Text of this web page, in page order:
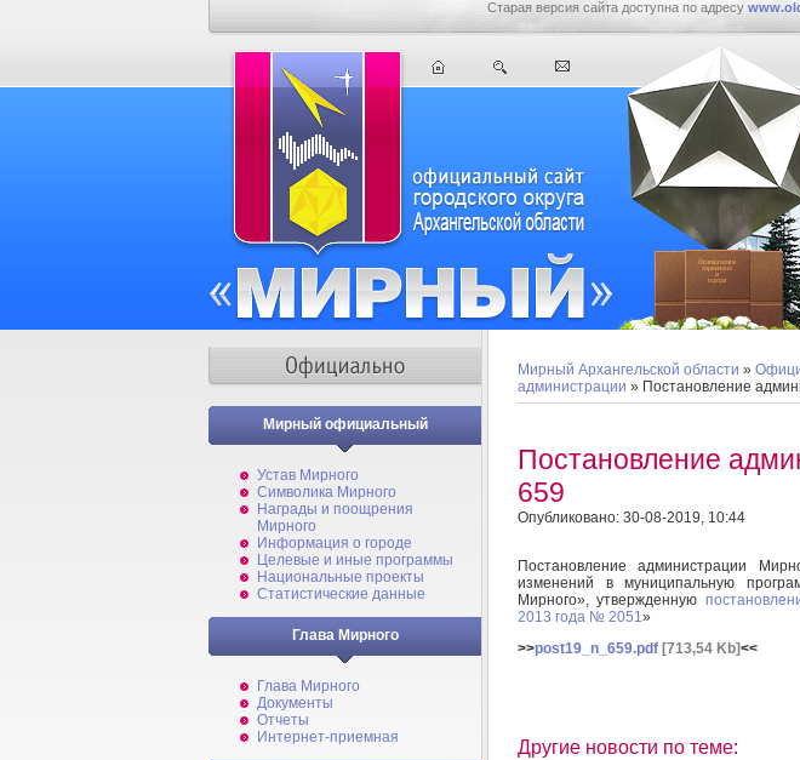
Старая версия сайта доступна по адресу
Мирный официальный
Устав Мирного
Символика Мирного
Награды и поощрения
Мирного
Информация о городе
Целевые и иные программы
Национальные проекты
Статистические данные
Глава Мирного
Глава Мирного
Документы
Отчеты
Интернет-приемная
Мирный Архангельской области »
администрации » Постановление
Постановление
659
Опубликовано: 30-08-2019, 10:44
Постановление администрации
изменений в муниципальную
Мирного», утвержденную
2013 года № 2051»
>>post19_n_659.pdf [713,54 Kb]<<
Другие новости по теме: